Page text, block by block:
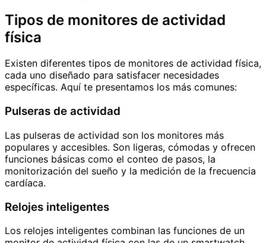
Tipos de monitores de actividad
física
Existen diferentes tipos de monitores de actividad física,
cada uno diseñado para satisfacer necesidades
específicas. Aquí te presentamos los más comunes:
Pulseras de actividad
Las pulseras de actividad son los monitores más
populares y accesibles. Son ligeras, cómodas y ofrecen
funciones básicas como el conteo de pasos, la
monitorización del sueño y la medición de la frecuencia
cardíaca.
Relojes inteligentes
Los relojes inteligentes combinan las funciones de un